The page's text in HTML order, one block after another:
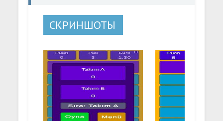
СКРИНШОТЫ